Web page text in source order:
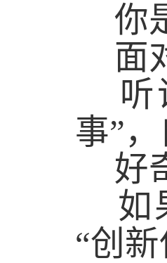
你
面
听
事”
好
如
“创